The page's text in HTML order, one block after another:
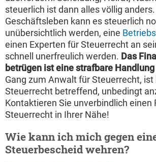
steuerlich ist dann alles völlig
Geschäftsleben kann es steuerlich
unübersichtlich werden, eine
einen Experten für Steuerrecht an
schnell unerfreulich werden. Das
betrügen ist eine strafbare Handlung
Gang zum Anwalt für Steuerrecht, ist
Steuerrecht betreffend, unbedingt
Kontaktieren Sie unverbindlich einen
Steuerrecht in Ihrer Nähe!
Wie kann ich mich gegen
Steuerbescheid wehren?